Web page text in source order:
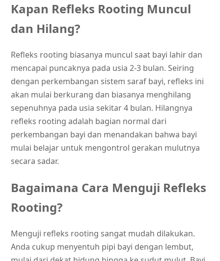
Kapan Refleks Rooting Muncul
dan Hilang?
Refleks rooting biasanya muncul saat bayi lahir dan
mencapai puncaknya pada usia 2-3 bulan. Seiring
dengan perkembangan sistem saraf bayi, refleks ini
akan mulai berkurang dan biasanya menghilang
sepenuhnya pada usia sekitar 4 bulan. Hilangnya
refleks rooting adalah bagian normal dari
perkembangan bayi dan menandakan bahwa bayi
mulai belajar untuk mengontrol gerakan mulutnya
secara sadar.
Bagaimana Cara Menguji Refleks
Rooting?
Menguji refleks rooting sangat mudah dilakukan.
Anda cukup menyentuh pipi bayi dengan lembut,